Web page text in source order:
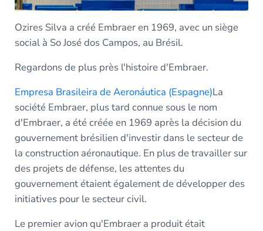
Ozires Silva a créé Embraer en 1969, avec un siège
social à So José dos Campos, au Brésil.
Regardons de plus près l'histoire d'Embraer.
Empresa Brasileira de Aeronáutica (Espagne)La
société Embraer, plus tard connue sous le nom
d'Embraer, a été créée en 1969 après la décision du
gouvernement brésilien d'investir dans le secteur de
la construction aéronautique. En plus de travailler sur
des projets de défense, les attentes du
gouvernement étaient également de développer des
initiatives pour le secteur civil.
Le premier avion qu'Embraer a produit était